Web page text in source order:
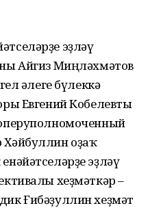
эҙләү
Айгиз Миңләхмәтов
әлеге бүлеккә
Евгений Кобелевты
оҙаҡ
эҙләү
хеҙмәткәр –
Ғибәҙуллин хеҙмәт